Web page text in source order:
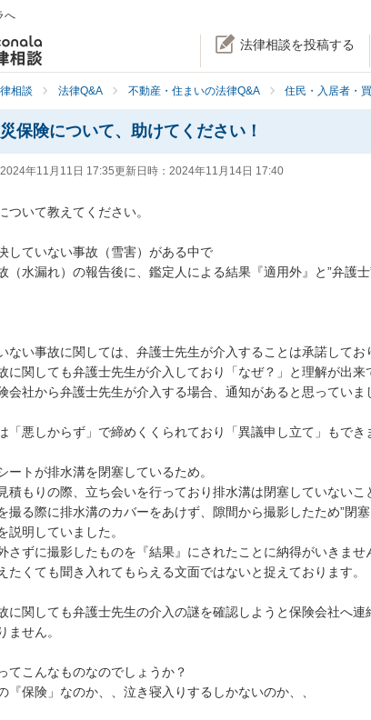
へ
法律相談を投稿する
相談 法律Q&A 不動産・住まいの法律Q&A 住民・入居者・
保険について、助けてください！
2024年11月11日 17:35更新日時： 2024年11月14日 17:40
ついて教えてください。
していない事故（雪害）がある中で
（水漏れ）の報告後に、鑑定人による結果『適用外』と”弁護
ない事故に関しては、弁護士先生が介入することは承諾してお
に関しても弁護士先生が介入しており「なぜ？」と理解が出来
会社から弁護士先生が介入する場合、通知があると思っていま
「悪しからず」で締めくくられており「異議申し立て」もでき
ートが排水溝を閉塞しているため。
積もりの際、立ち会いを行っており排水溝は閉塞していないこ
撮る際に排水溝のカバーをあけず、隙間から撮影したため”閉
説明していました。
さずに撮影したものを『結果』にされたことに納得がいきませ
たくても聞き入れてもらえる文面ではないと捉えております。
に関しても弁護士先生の介入の謎を確認しようと保険会社へ連
ません。
てこんなものなのでしょうか？
『保険」なのか、、泣き寝入りするしかないのか、、